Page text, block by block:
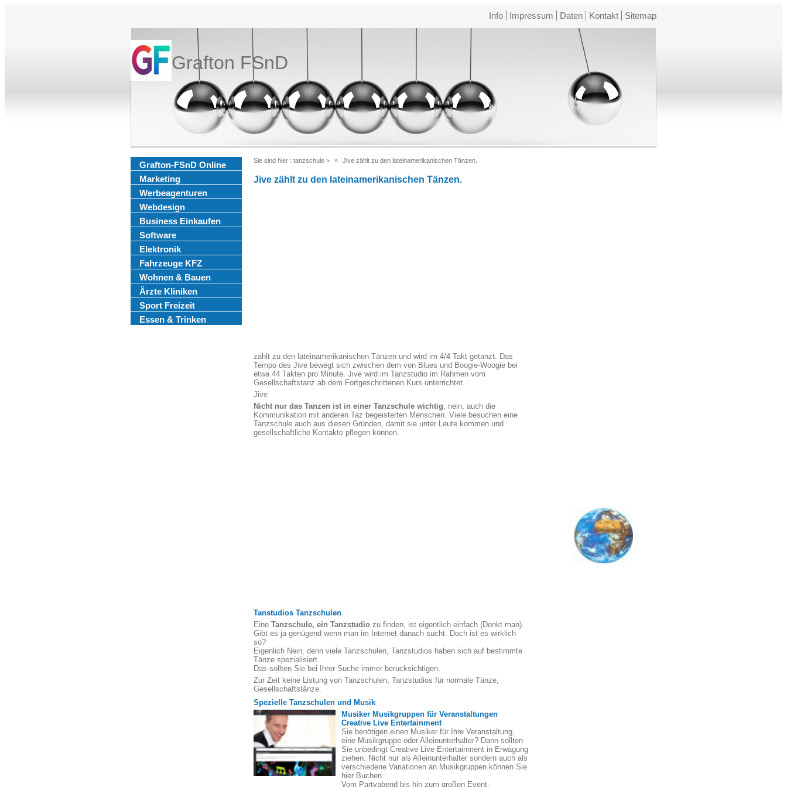
Info Impressum Daten Kontakt Sitemap
Grafton FSnD
Grafton-FSnD Online
Marketing
Werbeagenturen
Webdesign
Business Einkaufen
Software
Elektronik
Fahrzeuge KFZ
Wohnen & Bauen
Ärzte Kliniken
Sport Freizeit
Essen & Trinken
Sie sind hier : tanzschule > Jive zählt zu den lateinamerikanischen Tänzen.
Jive zählt zu den lateinamerikanischen Tänzen.
zählt zu den lateinamerikanischen Tänzen und wird im 4/4 Takt getanzt. Das
Tempo des Jive bewegt sich zwischen dem von Blues und Boogie-Woogie bei
etwa 44 Takten pro Minute. Jive wird im Tanzstudio im Rahmen vom
Gesellschaftstanz ab dem Fortgeschrittenen Kurs unterrichtet.
Jive
Nicht nur das Tanzen ist in einer Tanzschule wichtig, nein, auch die
Kommunikation mit anderen Taz begeisterten Menschen. Viele besuchen eine
Tanzschule auch aus diesen Gründen, damit sie unter Leute kommen und
gesellschaftliche Kontakte pflegen können.
Tanstudios Tanzschulen
Eine Tanzschule, ein Tanzstudio zu finden, ist eigentlich einfach (Denkt man).
Gibt es ja genügend wenn man im Internet danach sucht. Doch ist es wirklich
so?
Eigenlich Nein, denn viele Tanzschulen, Tanzstudios haben sich auf bestimmte
Tänze spezialisiert.
Das sollten Sie bei Ihrer Suche immer berücksichtigen.
Zur Zeit keine Listung von Tanzschulen, Tanzstudios für normale Tänze,
Gesellschaftstänze.
Spezielle Tanzschulen und Musik
Musiker Musikgruppen für Veranstaltungen
Creative Live Entertainment
Sie benötigen einen Musiker für Ihre Veranstaltung,
eine Musikgruppe oder Alleinunterhalter? Dann sollten
Sie unbedingt Creative Live Entertainment in Erwägung
ziehen. Nicht nur als Alleinunterhalter sondern auch als
verschiedene Variationen an Musikgruppen können Sie
hier Buchen.
Vom Partyabend bis hin zum großen Event.